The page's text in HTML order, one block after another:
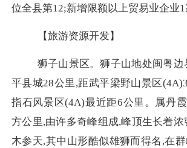
位全县第12;新增限额以上贸易业企业1
【旅游资源开发】
狮子山景区。狮子山地处闽粤
平县城28公里,距武平梁野山景区
指石风景区(4A)最近距6公里。属丹
方公里,由许多奇峰组成,峰顶生长着
木参天,其中山形酷似雄狮而得名,在